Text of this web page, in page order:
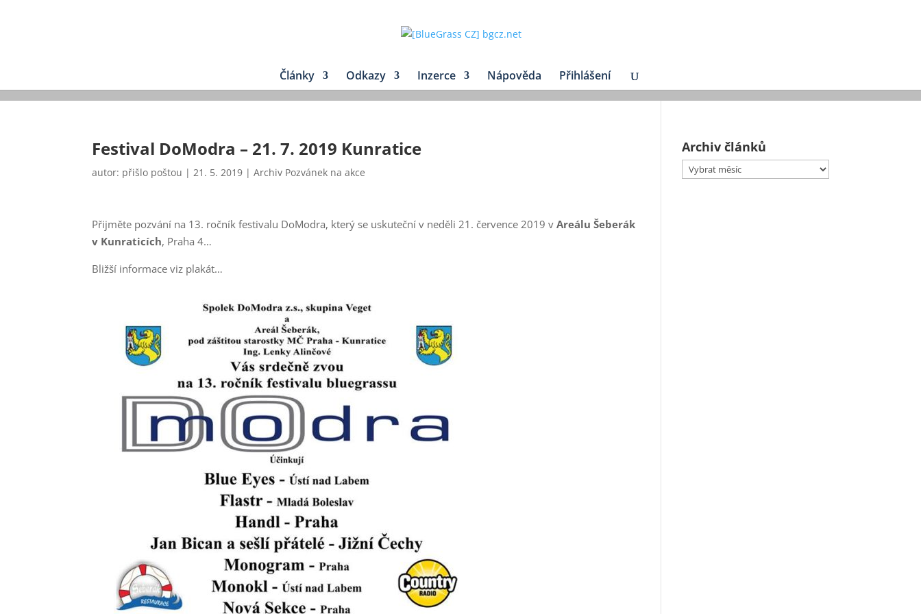
Festival DoModra – 21. 7. 2019 Kunratice
autor: přišlo poštou |21. 5. 2019 |Archiv Pozvánek na akce
Přijměte pozvání na 13. ročník festivalu DoModra, který se uskuteční v neděli 21. července 2019 vAreálu Šeberák
v Kunraticích, Praha 4…
Bližší informace viz plakát…
Archiv článků
Archiv